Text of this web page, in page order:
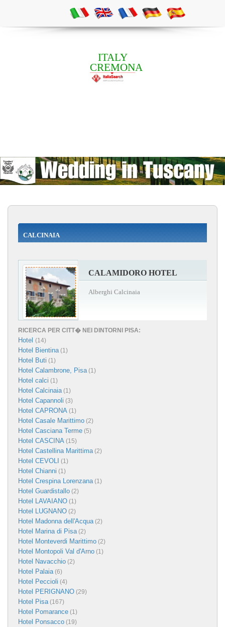
ITALY
CREMONA
CALCINAIA
CALAMIDORO HOTEL
Alberghi Calcinaia
RICERCA PER CITT� NEI DINTORNI PISA:
Hotel (14)
Hotel Bientina(1)
Hotel Buti (1)
Hotel Calambrone, Pisa(1)
Hotel calci (1)
Hotel Calcinaia(1)
Hotel Capannoli (3)
Hotel CAPRONA (1)
Hotel Casale Marittimo (2)
Hotel Casciana Terme (5)
Hotel CASCINA (15)
Hotel Castellina Marittima(2)
Hotel CEVOLI (1)
Hotel Chianni (1)
Hotel Crespina Lorenzana(1)
Hotel Guardistallo (2)
Hotel LAVAIANO (1)
Hotel LUGNANO (2)
Hotel Madonna dell'Acqua(2)
Hotel Marina di Pisa(2)
Hotel Monteverdi Marittimo (2)
Hotel Montopoli Val d'Arno (1)
Hotel Navacchio (2)
Hotel Palaia(6)
Hotel Peccioli (4)
Hotel PERIGNANO (29)
Hotel Pisa(167)
Hotel Pomarance (1)
Hotel Ponsacco (19)